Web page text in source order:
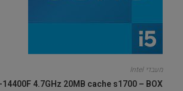
מעבדי Intel
4.7GHz 20MB cache s1700 – BOX